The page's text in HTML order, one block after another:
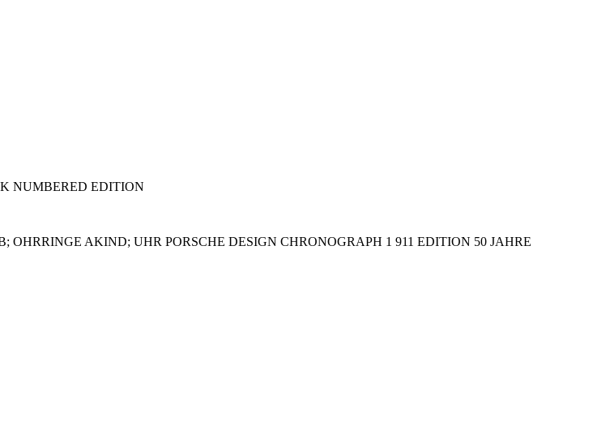
NUMBERED EDITION
AKIND; UHR PORSCHE DESIGN CHRONOGRAPH 1 911 EDITION 50 JAHRE